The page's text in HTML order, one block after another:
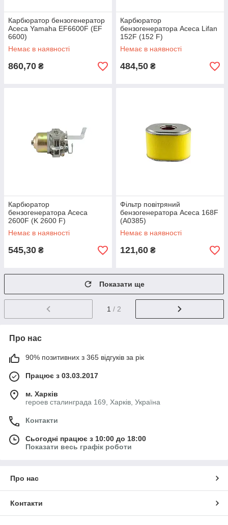
Карбюратор бензогенератор
Асеса Yamaha EF6600F (EF
6600)
Немає в наявності
860,70 ₴
Карбюратор
бензогенератора Асеса Lifan
152F (152 F)
Немає в наявності
484,50 ₴
Карбюратор
бензогенератора Асеса
2600F (K 2600 F)
Немає в наявності
545,30 ₴
Фільтр повітряний
бензогенератора Асеса 168F
(А0385)
Немає в наявності
121,60 ₴
Показати ще
1 / 2
Про нас
90% позитивних з 365 відгуків за рік
Працює з 03.03.2017
м. Харків
героев сталинграда 169, Харків, Україна
Контакти
Сьогодні працює з 10:00 до 18:00
Показати весь графік роботи
Про нас
Контакти